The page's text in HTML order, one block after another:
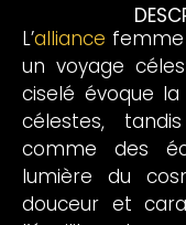
L’alliance femme
un voyage
ciselé évoque
célestes,
comme des
lumière du
douceur et